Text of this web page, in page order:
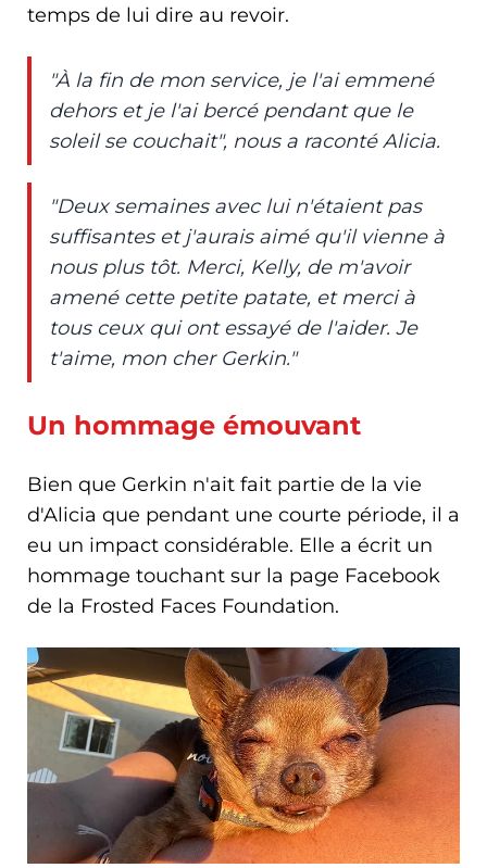
temps de lui dire au revoir.
"À la fin de mon service, je l'ai emmené
dehors et je l'ai bercé pendant que le
soleil se couchait", nous a raconté Alicia.
"Deux semaines avec lui n'étaient pas
suffisantes et j'aurais aimé qu'il vienne à
nous plus tôt. Merci, Kelly, de m'avoir
amené cette petite patate, et merci à
tous ceux qui ont essayé de l'aider. Je
t'aime, mon cher Gerkin."
Un hommage émouvant
Bien que Gerkin n'ait fait partie de la vie
d'Alicia que pendant une courte période, il a
eu un impact considérable. Elle a écrit un
hommage touchant sur la page Facebook
de la Frosted Faces Foundation.